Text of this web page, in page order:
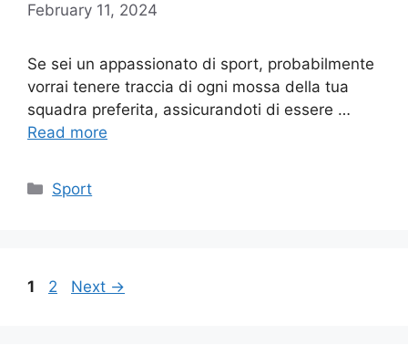
February 11, 2024
Se sei un appassionato di sport, probabilmente
vorrai tenere traccia di ogni mossa della tua
squadra preferita, assicurandoti di essere …
Read more
Categories
Sport
Page
1 Page
2 Next →